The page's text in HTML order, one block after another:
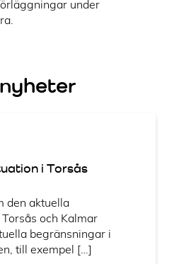
under
i Torsås
den aktuella
och Kalmar
begränsningar i
till exempel […]